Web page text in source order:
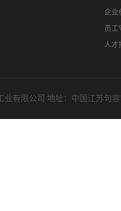
企业
员工
人才
业有限公司 地址：中国江苏句